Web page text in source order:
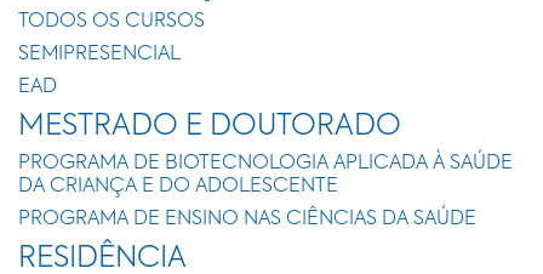
TODOS OS CURSOS
SEMIPRESENCIAL
EAD
MESTRADO E DOUTORADO
PROGRAMA DE BIOTECNOLOGIA APLICADA À SAÚDE
DA CRIANÇA E DO ADOLESCENTE
PROGRAMA DE ENSINO NAS CIÊNCIAS DA SAÚDE
RESIDÊNCIA